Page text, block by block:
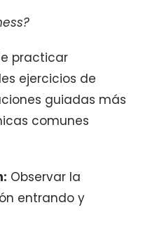
practicar
ejercicios de
guiadas más
comunes
Observar la
entrando y